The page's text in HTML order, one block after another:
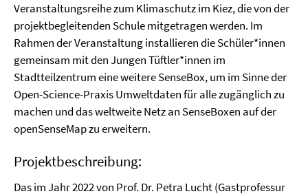
Veranstaltungsreihe zum Klimaschutz im Kiez, die von der
projektbegleitenden Schule mitgetragen werden. Im
Rahmen der Veranstaltung installieren die Schüler*innen
gemeinsam mit den Jungen Tüftler*innen im
Stadtteilzentrum eine weitere SenseBox, um im Sinne der
Open-Science-Praxis Umweltdaten für alle zugänglich zu
machen und das weltweite Netz an SenseBoxen auf der
openSenseMap zu erweitern.
Projektbeschreibung:
Das im Jahr 2022 von Prof. Dr. Petra Lucht (Gastprofessur